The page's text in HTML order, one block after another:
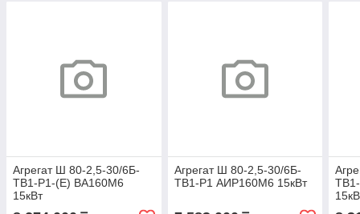
Агрегат Ш 80-2,5-30/6Б-
ТВ1-Р1-(Е) ВА160М6
15кВт
Агрегат Ш 80-2,5-30/6Б-
ТВ1-Р1 АИР160М6 15кВт